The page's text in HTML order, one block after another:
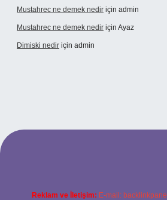
Mustahrec ne demek nedir için admin
Mustahrec ne demek nedir için Ayaz
Dimiski nedir için admin
adresi
Reklam ve İletişim: E-mail: